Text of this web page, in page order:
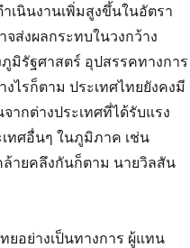
เนินงานเพิ่มสูงขึ้นในอัตรา
ส่งผลกระทบในวงกว้าง
มิรัฐศาสตร์ อุปสรรคทางการ
ไรก็ตาม ประเทศไทยยังคงมี
ากต่างประเทศที่ได้รับแรง
ทศอื่นๆ ในภูมิภาค เช่น
ายคลึงกันก็ตาม นายวิลสัน
ยอย่างเป็นทางการ ผู้แทน